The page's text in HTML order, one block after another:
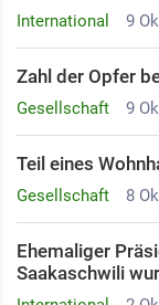
International 9
Gesellschaft 9
Zahl der Opfer
Gesellschaft 8
Teil eines
Ehemaliger
Saakaschwili